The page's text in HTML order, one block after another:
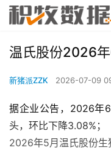
温氏股份2026
新猪派ZZK 2026-07-09
据企业公告，2026年
头，环比下降3.08%；
2026年5月温氏股份生